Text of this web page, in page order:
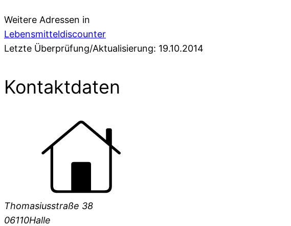
Weitere Adressen in
Lebensmitteldiscounter
Letzte Überprüfung/Aktualisierung: 19.10.2014
Kontaktdaten
Thomasiusstraße 38
06110Halle